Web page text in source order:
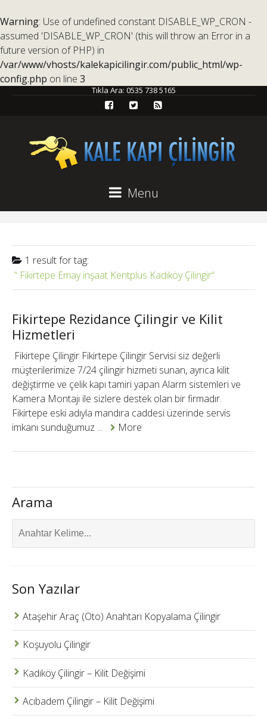
Warning: Use of undefined constant DISABLE_WP_CRON -
assumed 'DISABLE_WP_CRON' (this will throw an Error in a
future version of PHP) in
/var/www/vhosts/kalekapicilingir.com/public_html/wp-
config.php on line 3
Tıkla Ara: 0535 738 5165
Menu
1 result fortag:
Fikirtepe Emay inşaat Kentplus Kadıköy Çilingir
Fikirtepe Rezidance Çilingir ve Kilit
Hizmetleri
Fikirtepe Çilingir Fikirtepe Çilingir Servisi siz değerli
müşterilerimize 7/24 çilingir hizmeti sunan, ayrıca kilit
değiştirme ve çelik kapı tamiri yapan Alarm sistemleri ve
Kamera Montajı ile sizlere destek olan bir firmadır.
Fikirtepe eski adıyla mandıra caddesi üzerinde servis
imkanı sunduğumuz ...
More
Arama
Son Yazılar
Ataşehir Araç (Oto) Anahtarı Kopyalama Çilingir
Koşuyolu Çilingir
Kadıköy Çilingir – Kilit Değişimi
Acıbadem Çilingir – Kilit Değişimi